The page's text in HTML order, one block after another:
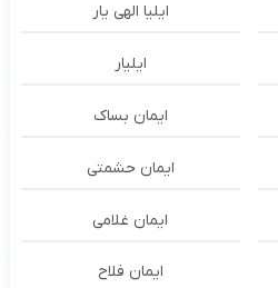
ایلیا الهی یار
ایلیار
ایمان بساک
ایمان حشمتی
ایمان غلامی
ایمان فلاح